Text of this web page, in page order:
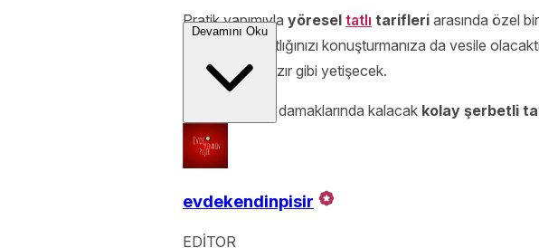
Pratik yapımıyla yöresel tatlı tarifleri arasında özel
hamaratlığınızı konuşturmanıza da vesile
özel anlarda hızır gibi yetişecek.
Sevdiklerinizin damaklarında kalacak kolay şerbetli
Devamını Oku
evdekendinpisir
EDİTOR